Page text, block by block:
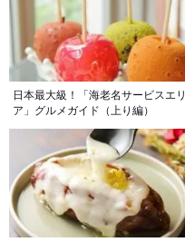
日本最大級！「海老名サービスエリ
ア」グルメガイド（上り編）